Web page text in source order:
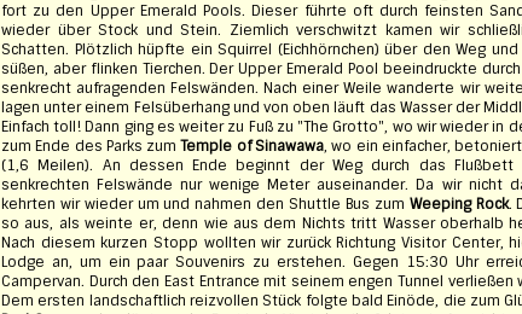
fort zu den Upper Emerald Pools. Dieser führte oft durch feinsten
wieder über Stock und Stein. Ziemlich verschwitzt kamen wir
Schatten. Plötzlich hüpfte ein Squirrel (Eichhörnchen) über den Weg
süßen, aber flinken Tierchen. Der Upper Emerald Pool beeindruckte
senkrecht aufragenden Felswänden. Nach einer Weile wanderte wir
lagen unter einem Felsüberhang und von oben läuft das Wasser der
Einfach toll! Dann ging es weiter zu Fuß zu "The Grotto", wo wir wieder in
zum Ende des Parks zumTemple of Sinawawa, wo ein einfacher,
(1,6 Meilen). An dessen Ende beginnt der Weg durch das
senkrechten Felswände nur wenige Meter auseinander. Da wir nicht
kehrten wir wieder um und nahmen den Shuttle Bus zum Weeping Rock.
so aus, als weinte er, denn wie aus dem Nichts tritt Wasser oberhalb
Nach diesem kurzen Stopp wollten wir zurück Richtung Visitor Center,
Lodge an, um ein paar Souvenirs zu erstehen. Gegen 15:30 Uhr
Campervan. Durch den East Entrance mit seinem engen Tunnel verließen
Dem ersten landschaftlich reizvollen Stück folgte bald Einöde, die zum